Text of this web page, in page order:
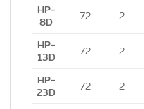
HP-
8D 72 2
HP-
13D 72 2
HP-
23D 72 2